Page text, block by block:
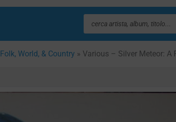
Ricerca
prodotti
Folk, World, & Country » Various – Silver Meteor: A